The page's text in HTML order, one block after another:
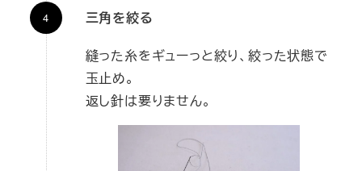
三角を絞る
縫った糸をギューっと絞り、絞った状態で
玉止め。
返し針は要りません。